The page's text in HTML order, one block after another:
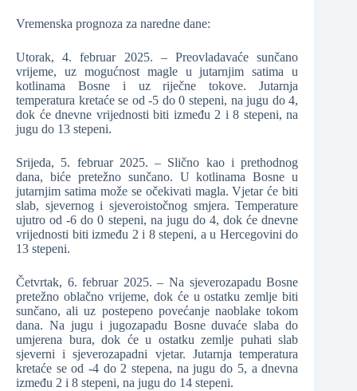
Vremenska prognoza za naredne dane:
Utorak, 4. februar 2025. – Preovladavaće sunčano
vrijeme, uz mogućnost magle u jutarnjim satima u
kotlinama Bosne i uz riječne tokove. Jutarnja
temperatura kretaće se od -5 do 0 stepeni, na jugu do 4,
dok će dnevne vrijednosti biti između 2 i 8 stepeni, na
jugu do 13 stepeni.
Srijeda, 5. februar 2025. – Slično kao i prethodnog
dana, biće pretežno sunčano. U kotlinama Bosne u
jutarnjim satima može se očekivati magla. Vjetar će biti
slab, sjevernog i sjeveroistočnog smjera. Temperature
ujutro od -6 do 0 stepeni, na jugu do 4, dok će dnevne
vrijednosti biti između 2 i 8 stepeni, a u Hercegovini do
13 stepeni.
Četvrtak, 6. februar 2025. – Na sjeverozapadu Bosne
pretežno oblačno vrijeme, dok će u ostatku zemlje biti
sunčano, ali uz postepeno povećanje naoblake tokom
dana. Na jugu i jugozapadu Bosne duvaće slaba do
umjerena bura, dok će u ostatku zemlje puhati slab
sjeverni i sjeverozapadni vjetar. Jutarnja temperatura
kretaće se od -4 do 2 stepena, na jugu do 5, a dnevna
između 2 i 8 stepeni, na jugu do 14 stepeni.